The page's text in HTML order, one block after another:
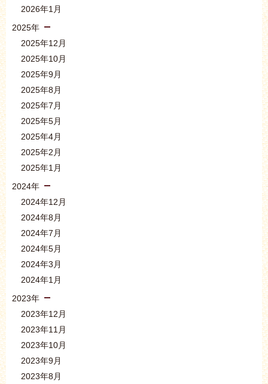
2026年1月
2025年
2025年12月
2025年10月
2025年9月
2025年8月
2025年7月
2025年5月
2025年4月
2025年2月
2025年1月
2024年
2024年12月
2024年8月
2024年7月
2024年5月
2024年3月
2024年1月
2023年
2023年12月
2023年11月
2023年10月
2023年9月
2023年8月